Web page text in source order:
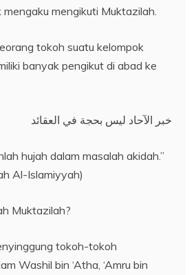
mengikuti Muktazilah.
tokoh suatu kelompok
banyak pengikut di abad ke
خبر الآحاد ليس بحجة في العقائد
hujah dalam masalah akidah.”
Al-Islamiyyah)
Muktazilah?
tokoh-tokoh
Washil bin ‘Atha, ‘Amru bin